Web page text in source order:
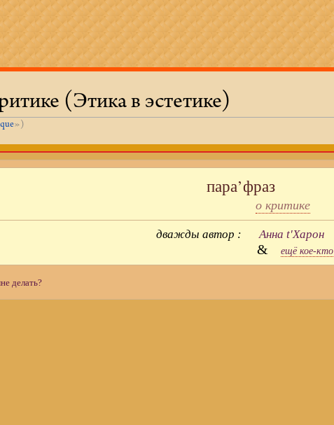
(Этика в эстетике)
»)
пара’фраз
о критике
дважды автор :Анна t'Харон
& ещё кое-кто
делать?